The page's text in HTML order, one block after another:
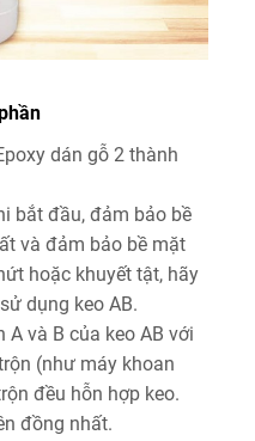
dán gỗ 2 thành
bắt đầu, đảm bảo bề
và đảm bảo bề mặt
hoặc khuyết tật, hãy
dụng keo AB.
A và B của keo AB với
(như máy khoan
đều hỗn hợp keo.
đồng nhất.